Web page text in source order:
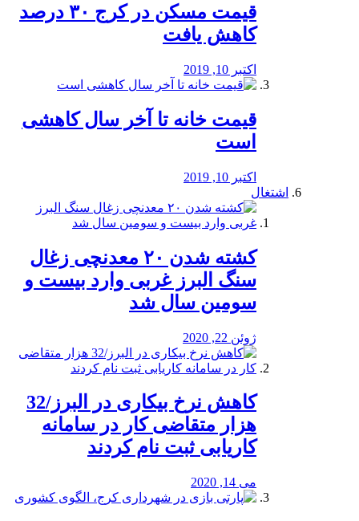
️قیمت مسکن در کرج ۳۰ درصد
کاهش یافت
اکتبر 10, 2019
قیمت خانه تا آخر سال کاهشی
است
اکتبر 10, 2019
اشتغال
کشته شدن ۲۰ معدنچی زغال
سنگ البرز غربی وارد بیست و
سومین سال شد
ژوئن 22, 2020
کاهش نرخ بیکاری در البرز/32
هزار متقاضی کار در سامانه
کاریابی ثبت نام کردند
می 14, 2020